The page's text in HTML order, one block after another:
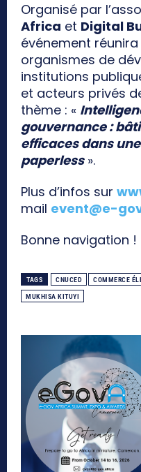
Organisé par
Africa et Digital
événement
organismes de
institutions
et acteurs privés
thème : «
gouvernance :
efficaces dans
paperless».
Plus d’infos sur
mail event@e-
Bonne navigation !
TAGS CNUCED COMMERCE
MUKHISA KITUYI